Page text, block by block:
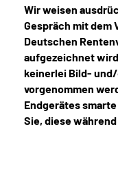
Wir weisen
Gespräch mit dem
Deutschen
aufgezeichnet
keinerlei Bild-
vorgenommen
Endgerätes
Sie, diese